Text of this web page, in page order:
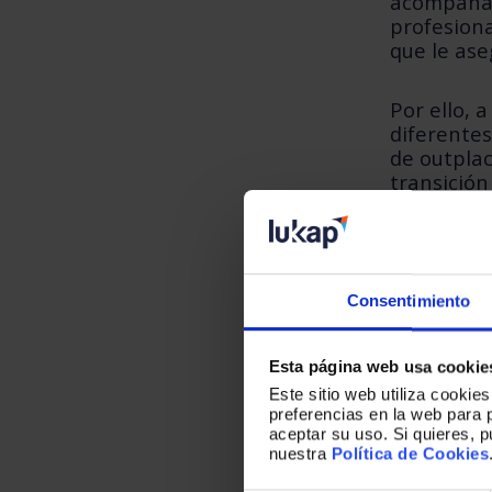
Consentimiento
Esta página web usa
Este sitio web utiliza
preferencias en la web para
aceptar su uso. Si quieres,
nuestra Política de Cookies.
que le
Por ello,
de
los
empresa